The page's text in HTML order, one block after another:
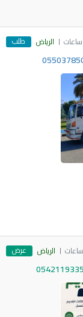
الرياض طلب
الرياض عرض